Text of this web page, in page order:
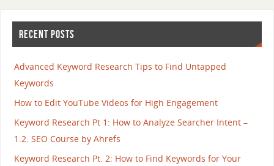
RECENT POSTS
Advanced Keyword Research Tips to Find Untapped
Keywords
How to Edit YouTube Videos for High Engagement
Keyword Research Pt 1: How to Analyze Searcher Intent –
1.2. SEO Course by Ahrefs
Keyword Research Pt. 2: How to Find Keywords for Your